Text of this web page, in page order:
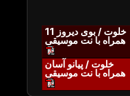
خلوت / بوی دیروز 11
همراه با نت موسیقی
خلوت / پیانو آسان
همراه با نت موسیقی